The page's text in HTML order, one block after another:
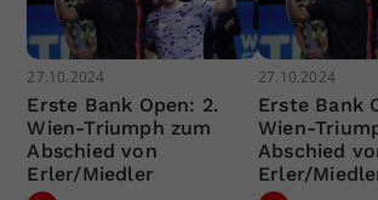
27.10.2024
Erste Bank Open: 2.
Wien-Triumph zum
Abschied von
Erler/Miedler
27.10.2024
Erste Bank
Wien-
Abschied
Erler/